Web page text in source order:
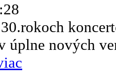
úplne nových